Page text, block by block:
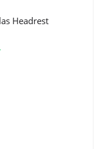
Headrest